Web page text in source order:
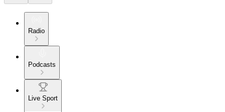
Radio
Podcasts
Live Sport